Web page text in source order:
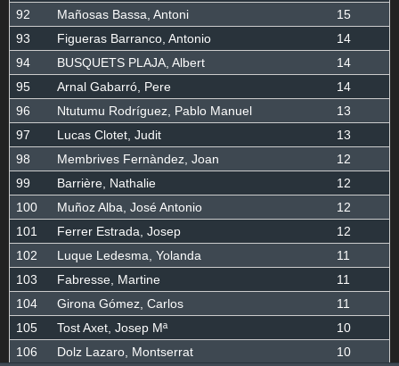
92
Mañosas Bassa, Antoni
15
93
Figueras Barranco, Antonio
14
94
BUSQUETS PLAJA, Albert
14
95
Arnal Gabarró, Pere
14
96
Ntutumu Rodríguez, Pablo Manuel
13
97
Lucas Clotet, Judit
13
98
Membrives Fernàndez, Joan
12
99
Barrière, Nathalie
12
100
Muñoz Alba, José Antonio
12
101
Ferrer Estrada, Josep
12
102
Luque Ledesma, Yolanda
11
103
Fabresse, Martine
11
104
Girona Gómez, Carlos
11
105
Tost Axet, Josep Mª
10
106
Dolz Lazaro, Montserrat 10